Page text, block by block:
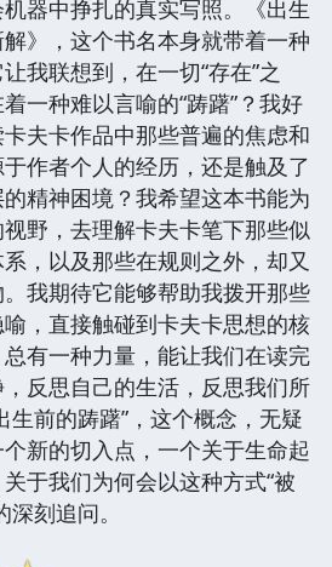
器中挣扎的真实写照。《出生
》，这个书名本身就带着一种
我联想到，在一切“存在”之
一种难以言喻的“踌躇”？我好
夫卡作品中那些普遍的焦虑和
作者个人的经历，还是触及了
精神困境？我希望这本书能为
野，去理解卡夫卡笔下那些似
，以及那些在规则之外，却又
我期待它能够帮助我拨开那些
，直接触碰到卡夫卡思想的核
有一种力量，能让我们在读完
反思自己的生活，反思我们所
生前的踌躇”，这个概念，无疑
新的切入点，一个关于生命起
于我们为何会以这种方式“被
刻追问。